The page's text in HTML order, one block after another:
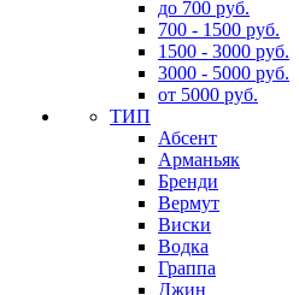
до 700 руб.
700 - 1500 руб.
1500 - 3000 руб.
3000 - 5000 руб.
от 5000 руб.
ТИП
Абсент
Арманьяк
Бренди
Вермут
Виски
Водка
Граппа
Джин